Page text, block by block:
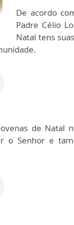
De acordo
Padre Célio
Natal tens
de Natal
o Senhor e